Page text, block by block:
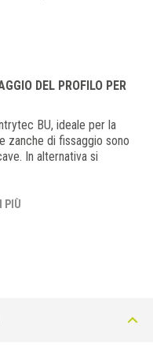
DEL PROFILO PER
BU, ideale per la
zanche di fissaggio sono
In alternativa si
PIÙ